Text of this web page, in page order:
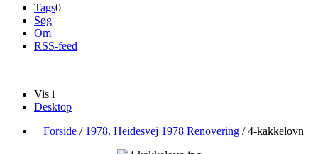
Tags0
Søg
Om
RSS-feed
Vis i
Desktop
Forside/ 1978. Heidesvej 1978 Renovering/4-kakkelovn